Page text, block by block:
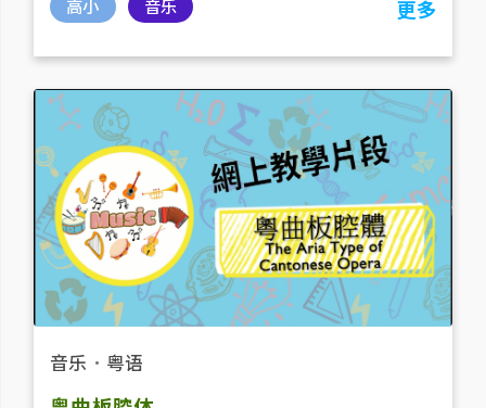
高小 音乐 更多
音乐 ． 粤语